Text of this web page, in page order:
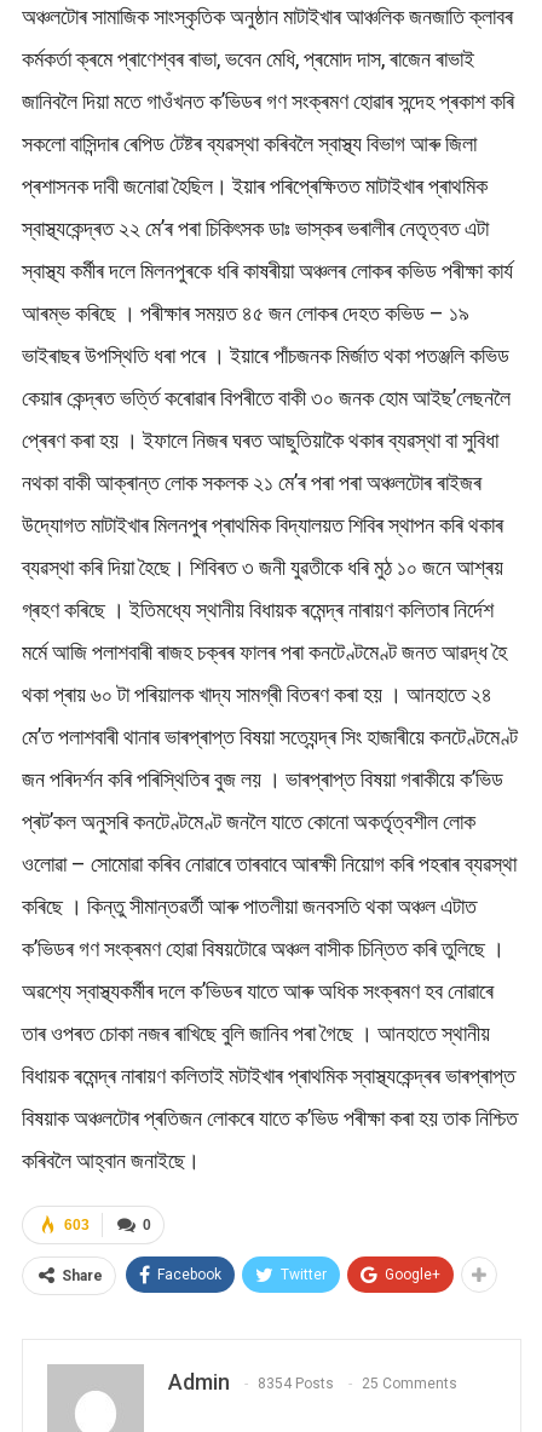
অঞ্চলটোৰ সামাজিক সাংস্কৃতিক অনুষ্ঠান মাটাইখাৰ আঞ্চলিক জনজাতি ক্লাবৰ
কৰ্মকর্তা ক্ৰমে প্ৰাণেশ্বৰ ৰাভা, ভবেন মেধি, প্ৰমোদ দাস, ৰাজেন ৰাভাই
জানিবলৈ দিয়া মতে গাওঁখনত ক’ভিডৰ গণ সংক্ৰমণ হোৱাৰ সন্দেহ প্ৰকাশ কৰি
সকলো বাসিন্দাৰ ৰেপিড টেষ্টৰ ব্যৱস্থা কৰিবলৈ স্বাস্থ্য বিভাগ আৰু জিলা
প্ৰশাসনক দাবী জনোৱা হৈছিল। ইয়াৰ পৰিপ্ৰেক্ষিতত মাটাইখাৰ প্ৰাথমিক
স্বাস্থ্যকেন্দ্ৰত ২২ মে’ৰ পৰা চিকিৎসক ডাঃ ভাস্কৰ ভৰালীৰ নেতৃত্বত এটা
স্বাস্থ্য কর্মীৰ দলে মিলনপুৰকে ধৰি কাষৰীয়া অঞ্চলৰ লোকৰ কভিড পৰীক্ষা কাৰ্য
আৰম্ভ কৰিছে । পৰীক্ষাৰ সময়ত ৪৫ জন লোকৰ দেহত কভিড – ১৯
ভাইৰাছৰ উপস্থিতি ধৰা পৰে । ইয়াৰে পাঁচজনক মিৰ্জাত থকা পতঞ্জলি কভিড
কেয়াৰ কেন্দ্ৰত ভৰ্ত্তি কৰোৱাৰ বিপৰীতে বাকী ৩০ জনক হোম আইছ’লেছনলৈ
প্ৰেৰণ কৰা হয় । ইফালে নিজৰ ঘৰত আছুতিয়াকৈ থকাৰ ব্যৱস্থা বা সুবিধা
নথকা বাকী আক্ৰান্ত লোক সকলক ২১ মে’ৰ পৰা পৰা অঞ্চলটোৰ ৰাইজৰ
উদ্যোগত মাটাইখাৰ মিলনপুৰ প্ৰাথমিক বিদ্যালয়ত শিবিৰ স্থাপন কৰি থকাৰ
ব্যৱস্থা কৰি দিয়া হৈছে। শিবিৰত ৩ জনী যুৱতীকে ধৰি মুঠ ১০ জনে আশ্ৰয়
গ্ৰহণ কৰিছে । ইতিমধ্যে স্থানীয় বিধায়ক ৰমেন্দ্ৰ নাৰায়ণ কলিতাৰ নিৰ্দেশ
মৰ্মে আজি পলাশবাৰী ৰাজহ চক্ৰৰ ফালৰ পৰা কনটেণ্টমেণ্ট জনত আৱদ্ধ হৈ
থকা প্ৰায় ৬০ টা পৰিয়ালক খাদ্য সামগ্ৰী বিতৰণ কৰা হয় । আনহাতে ২৪
মে’ত পলাশবাৰী থানাৰ ভাৰপ্ৰাপ্ত বিষয়া সত্যেন্দ্ৰ সিং হাজাৰীয়ে কনটেণ্টমেণ্ট
জন পৰিদৰ্শন কৰি পৰিস্থিতিৰ বুজ লয় । ভাৰপ্ৰাপ্ত বিষয়া গৰাকীয়ে ক’ভিড
প্ৰট’কল অনুসৰি কনটেণ্টমেণ্ট জনলৈ যাতে কোনো অকৰ্তৃত্বশীল লোক
ওলোৱা – সোমোৱা কৰিব নোৱাৰে তাৰবাবে আৰক্ষী নিয়োগ কৰি পহৰাৰ ব্যৱস্থা
কৰিছে । কিন্তু সীমান্তৱৰ্তী আৰু পাতলীয়া জনবসতি থকা অঞ্চল এটাত
ক’ভিডৰ গণ সংক্ৰমণ হোৱা বিষয়টোৱে অঞ্চল বাসীক চিন্তিত কৰি তুলিছে ।
অৱশ্যে স্বাস্থ্যকৰ্মীৰ দলে ক’ভিডৰ যাতে আৰু অধিক সংক্ৰমণ হব নোৱাৰে
তাৰ ওপৰত চোকা নজৰ ৰাখিছে বুলি জানিব পৰা গৈছে । আনহাতে স্থানীয়
বিধায়ক ৰমেন্দ্ৰ নাৰায়ণ কলিতাই মটাইখাৰ প্ৰাথমিক স্বাস্থ্যকেন্দ্ৰৰ ভাৰপ্ৰাপ্ত
বিষয়াক অঞ্চলটোৰ প্ৰতিজন লোকৰে যাতে ক’ভিড পৰীক্ষা কৰা হয় তাক নিশ্চিত
কৰিবলৈ আহ্বান জনাইছে।
0
603
Share Facebook Twitter Google+
Admin 8354 Posts 25 Comments